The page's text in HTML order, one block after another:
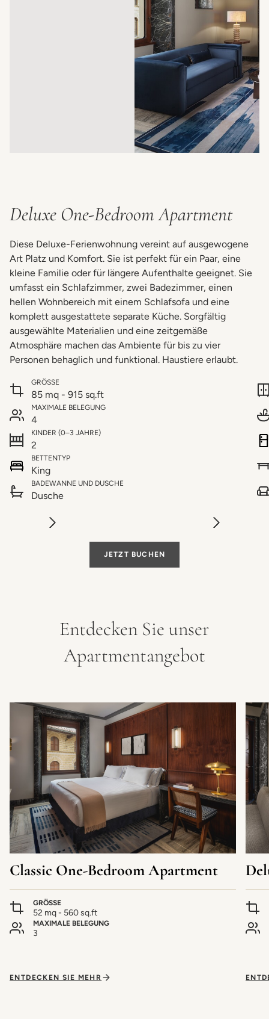
Deluxe One-Bedroom Apartment
Diese Deluxe-Ferienwohnung vereint auf ausgewogene
Art Platz und Komfort. Sie ist perfekt für ein Paar, eine
kleine Familie oder für längere Aufenthalte geeignet. Sie
umfasst ein Schlafzimmer, zwei Badezimmer, einen
hellen Wohnbereich mit einem Schlafsofa und eine
komplett ausgestattete separate Küche. Sorgfältig
ausgewählte Materialien und eine zeitgemäße
Atmosphäre machen das Ambiente für bis zu vier
Personen behaglich und funktional. Haustiere erlaubt.
GRÖSSE
85 mq - 915 sq.ft
MAXIMALE BELEGUNG
4
KINDER (0–3 JAHRE)
2
BETTENTYP
King
BADEWANNE UND DUSCHE
Dusche
JETZT BUCHEN
Entdecken Sie unser
Apartmentangebot
Classic One-Bedroom Apartment
GRÖSSE
52 mq - 560 sq.ft
MAXIMALE BELEGUNG
3
ENTDECKEN SIE MEHR